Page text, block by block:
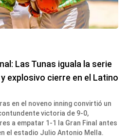
Las Tunas iguala la serie
explosivo cierre en el Latino
en el noveno inning convirtió un
victoria de 9-0,
a empatar 1-1 la Gran Final antes
el estadio Julio Antonio Mella.